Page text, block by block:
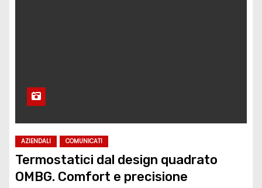
AZIENDALI COMUNICATI
Termostatici dal design quadrato
OMBG. Comfort e precisione